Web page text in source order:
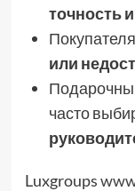
точность
или
часто
Luxgroups